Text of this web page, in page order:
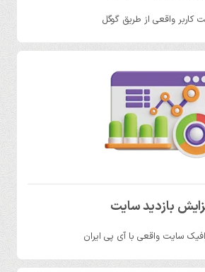
کاربر واقعی از طریق گوگل
بازدید سایت
سایت واقعی با آی پی ایران